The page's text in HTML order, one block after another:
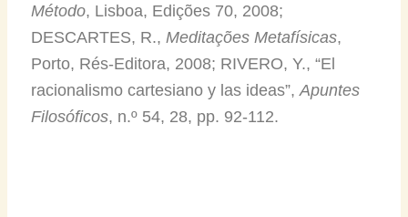
Método, Lisboa, Edições 70, 2008;
DESCARTES, R., Meditações Metafísicas,
Porto, Rés-Editora, 2008; RIVERO, Y., “El
racionalismo cartesiano y las ideas”,Apuntes
Filosóficos, n.º 54, 28, pp. 92-112.